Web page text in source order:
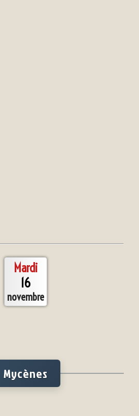
Mardi
16
novembre
Mycènes